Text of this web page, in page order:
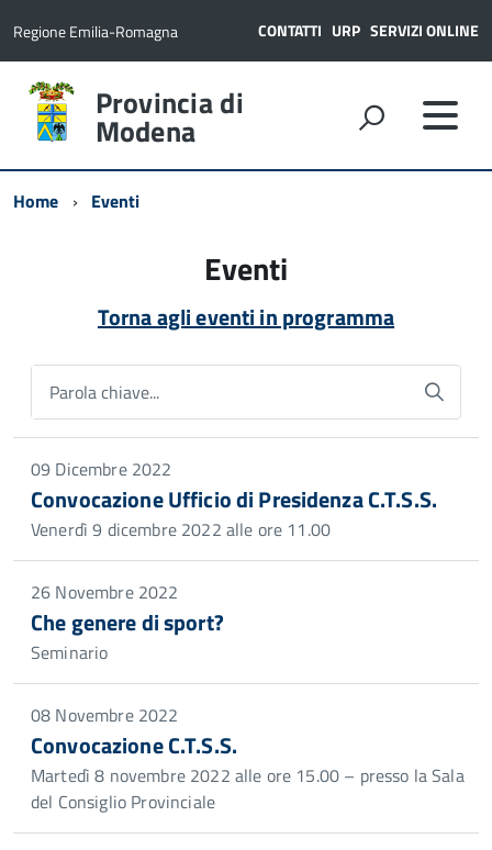
Regione Emilia-Romagna CONTATTI URP SERVIZI ONLINE
Provincia di
Modena
Home Eventi
Eventi
Torna agli eventi in programma
Parola chiave...
09 Dicembre 2022
Convocazione Ufficio di Presidenza C.T.S.S.
Venerdì 9 dicembre 2022 alle ore 11.00
26 Novembre 2022
Che genere di sport?
Seminario
08 Novembre 2022
Convocazione C.T.S.S.
Martedì 8 novembre 2022 alle ore 15.00 – presso la Sala
del Consiglio Provinciale